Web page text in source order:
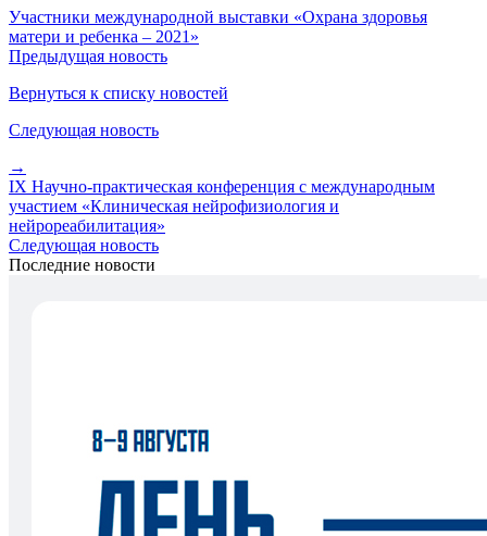
Участники международной выставки «Охрана здоровья
матери и ребенка – 2021»
Предыдущая новость
Вернуться к списку новостей
Следующая новость
→
IX Научно-практическая конференция с международным
участием «Клиническая нейрофизиология и
нейрореабилитация»
Следующая новость
Последние новости